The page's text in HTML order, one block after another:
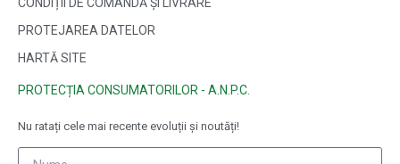
PROTEJAREA DATELOR
HARTĂ SITE
PROTECȚIA CONSUMATORILOR - A.N.P.C.
Nu ratați cele mai recente evoluții și noutăți!